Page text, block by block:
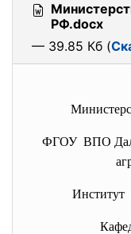
РФ.docx
— 39.85 Кб (
ФГОУ ВПО
Институт